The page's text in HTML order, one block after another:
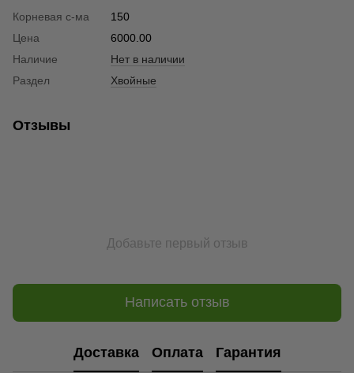
Корневая с-ма
150
Цена
6000.00
Наличие
Нет в наличии
Раздел
Хвойные
Отзывы
Добавьте первый отзыв
Написать отзыв
Доставка Оплата Гарантия